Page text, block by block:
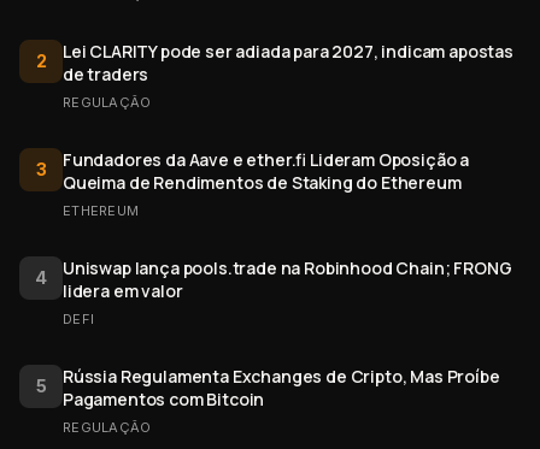
2
Lei CLARITY pode ser adiada para 2027, indicam apostas
de traders
REGULAÇÃO
3
Fundadores da Aave e ether.fi Lideram Oposição a
Queima de Rendimentos de Staking do Ethereum
ETHEREUM
4
Uniswap lança pools.trade na Robinhood Chain; FRONG
lidera em valor
DEFI
5
Rússia Regulamenta Exchanges de Cripto, Mas Proíbe
Pagamentos com Bitcoin
REGULAÇÃO